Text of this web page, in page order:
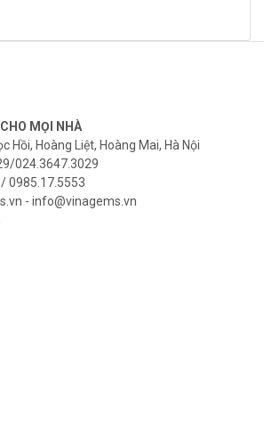
MỌI NHÀ
Hồi, Hoàng Liệt, Hoàng Mai, Hà Nội
024.3647.3029
0985.17.5553
- info@vinagems.vn